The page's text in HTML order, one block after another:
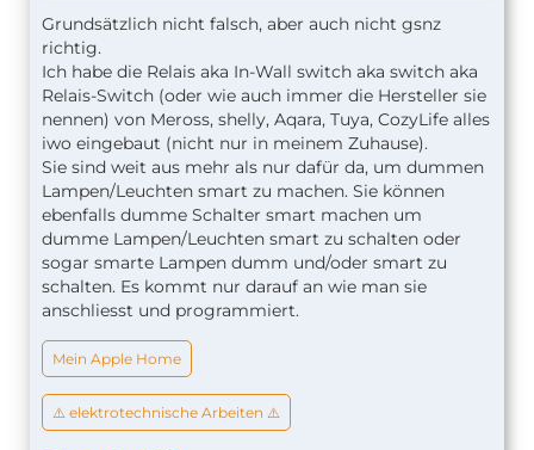
Grundsätzlich nicht falsch, aber auch nicht gsnz
richtig.
Ich habe die Relais aka In-Wall switch aka switch aka
Relais-Switch (oder wie auch immer die Hersteller sie
nennen) von Meross, shelly, Aqara, Tuya, CozyLife alles
iwo eingebaut (nicht nur in meinem Zuhause).
Sie sind weit aus mehr als nur dafür da, um dummen
Lampen/Leuchten smart zu machen. Sie können
ebenfalls dumme Schalter smart machen um
dumme Lampen/Leuchten smart zu schalten oder
sogar smarte Lampen dumm und/oder smart zu
schalten. Es kommt nur darauf an wie man sie
anschliesst und programmiert.
Mein Apple Home
⚠️ elektrotechnische Arbeiten ⚠️